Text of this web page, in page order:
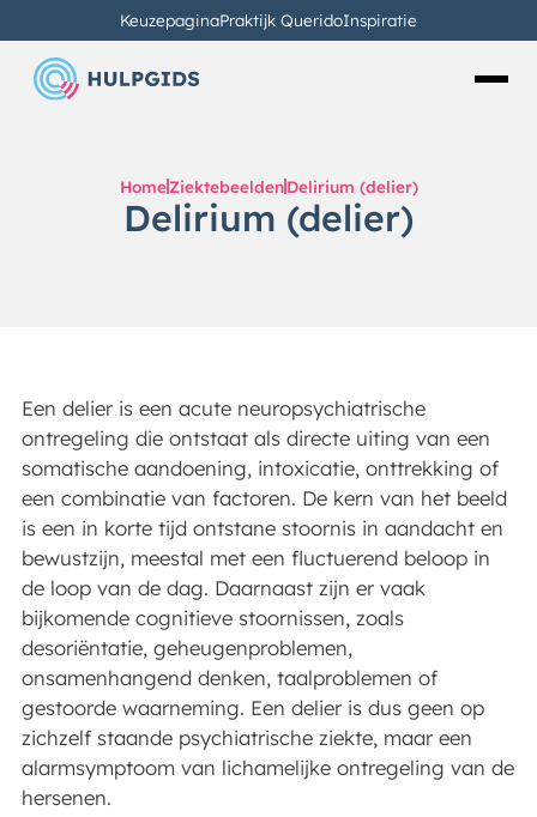
KeuzepaginaPraktijk QueridoInspiratie
Home Ziektebeelden Delirium (delier)
Delirium (delier)
Een delier is een acute neuropsychiatrische
ontregeling die ontstaat als directe uiting van een
somatische aandoening, intoxicatie, onttrekking of
een combinatie van factoren. De kern van het beeld
is een in korte tijd ontstane stoornis in aandacht en
bewustzijn, meestal met een fluctuerend beloop in
de loop van de dag. Daarnaast zijn er vaak
bijkomende cognitieve stoornissen, zoals
desoriëntatie, geheugenproblemen,
onsamenhangend denken, taalproblemen of
gestoorde waarneming. Een delier is dus geen op
zichzelf staande psychiatrische ziekte, maar een
alarmsymptoom van lichamelijke ontregeling van de
hersenen.